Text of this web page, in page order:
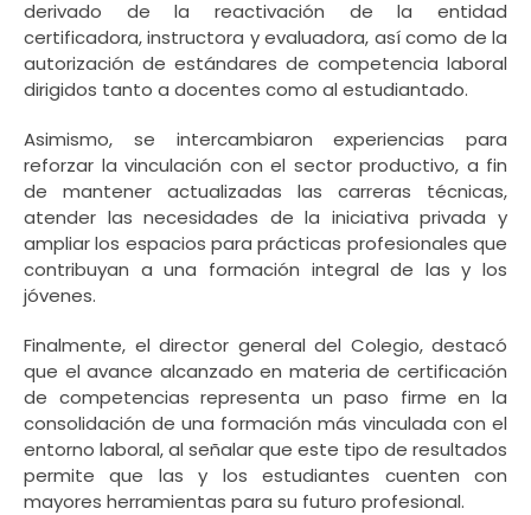
derivado de la reactivación de la entidad
certificadora, instructora y evaluadora, así como de la
autorización de estándares de competencia laboral
dirigidos tanto a docentes como al estudiantado.
Asimismo, se intercambiaron experiencias para
reforzar la vinculación con el sector productivo, a fin
de mantener actualizadas las carreras técnicas,
atender las necesidades de la iniciativa privada y
ampliar los espacios para prácticas profesionales que
contribuyan a una formación integral de las y los
jóvenes.
Finalmente, el director general del Colegio, destacó
que el avance alcanzado en materia de certificación
de competencias representa un paso firme en la
consolidación de una formación más vinculada con el
entorno laboral, al señalar que este tipo de resultados
permite que las y los estudiantes cuenten con
mayores herramientas para su futuro profesional.